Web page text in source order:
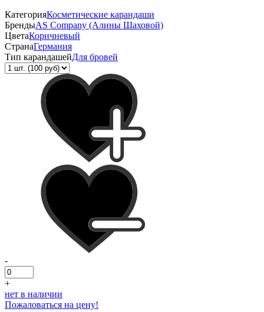
КатегорияКосметические карандаши
БрендыAS Company (Алины Шаховой)
ЦветаКоричневый
СтранаГермания
Тип карандашейДля бровей
-
+
нет в наличии
Пожаловаться на цену!